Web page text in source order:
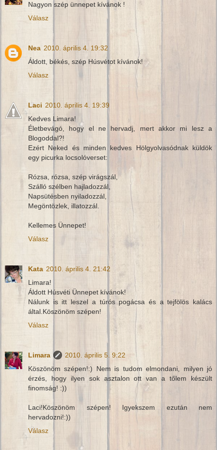
Nagyon szép ünnepet kívánok !
Válasz
Nea 2010. április 4. 19:32
Áldott, békés, szép Húsvétot kívánok!
Válasz
Laci 2010. április 4. 19:39
Kedves Limara!
Életbevágó, hogy el ne hervadj, mert akkor mi lesz a
Blogoddal?!
Ezért Neked és minden kedves Hölgyolvasódnak küldök
egy picurka locsolóverset:
Rózsa, rózsa, szép virágszál,
Szálló szélben hajladozzál,
Napsütésben nyiladozzál,
Megöntözlek, illatozzál.
Kellemes Ünnepet!
Válasz
Kata 2010. április 4. 21:42
Limara!
Áldott Húsvéti Ünnepet kívánok!
Nálunk is itt leszel a túrós pogácsa és a tejfölös kalács
által.Köszönöm szépen!
Válasz
Limara
2010. április 5. 9:22
Köszönöm szépen!:) Nem is tudom elmondani, milyen jó
érzés, hogy ilyen sok asztalon ott van a tőlem készült
finomság! :))
Laci!Köszönöm szépen! Igyekszem ezután nem
hervadozni!:))
Válasz